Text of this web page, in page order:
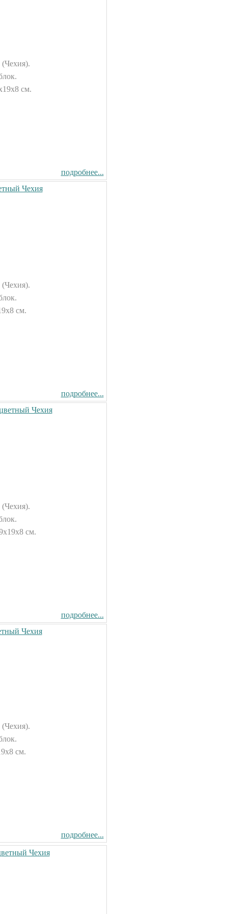
см.
подробнее...
Чехия
см.
подробнее...
Чехия
см.
подробнее...
Чехия
см.
подробнее...
Чехия